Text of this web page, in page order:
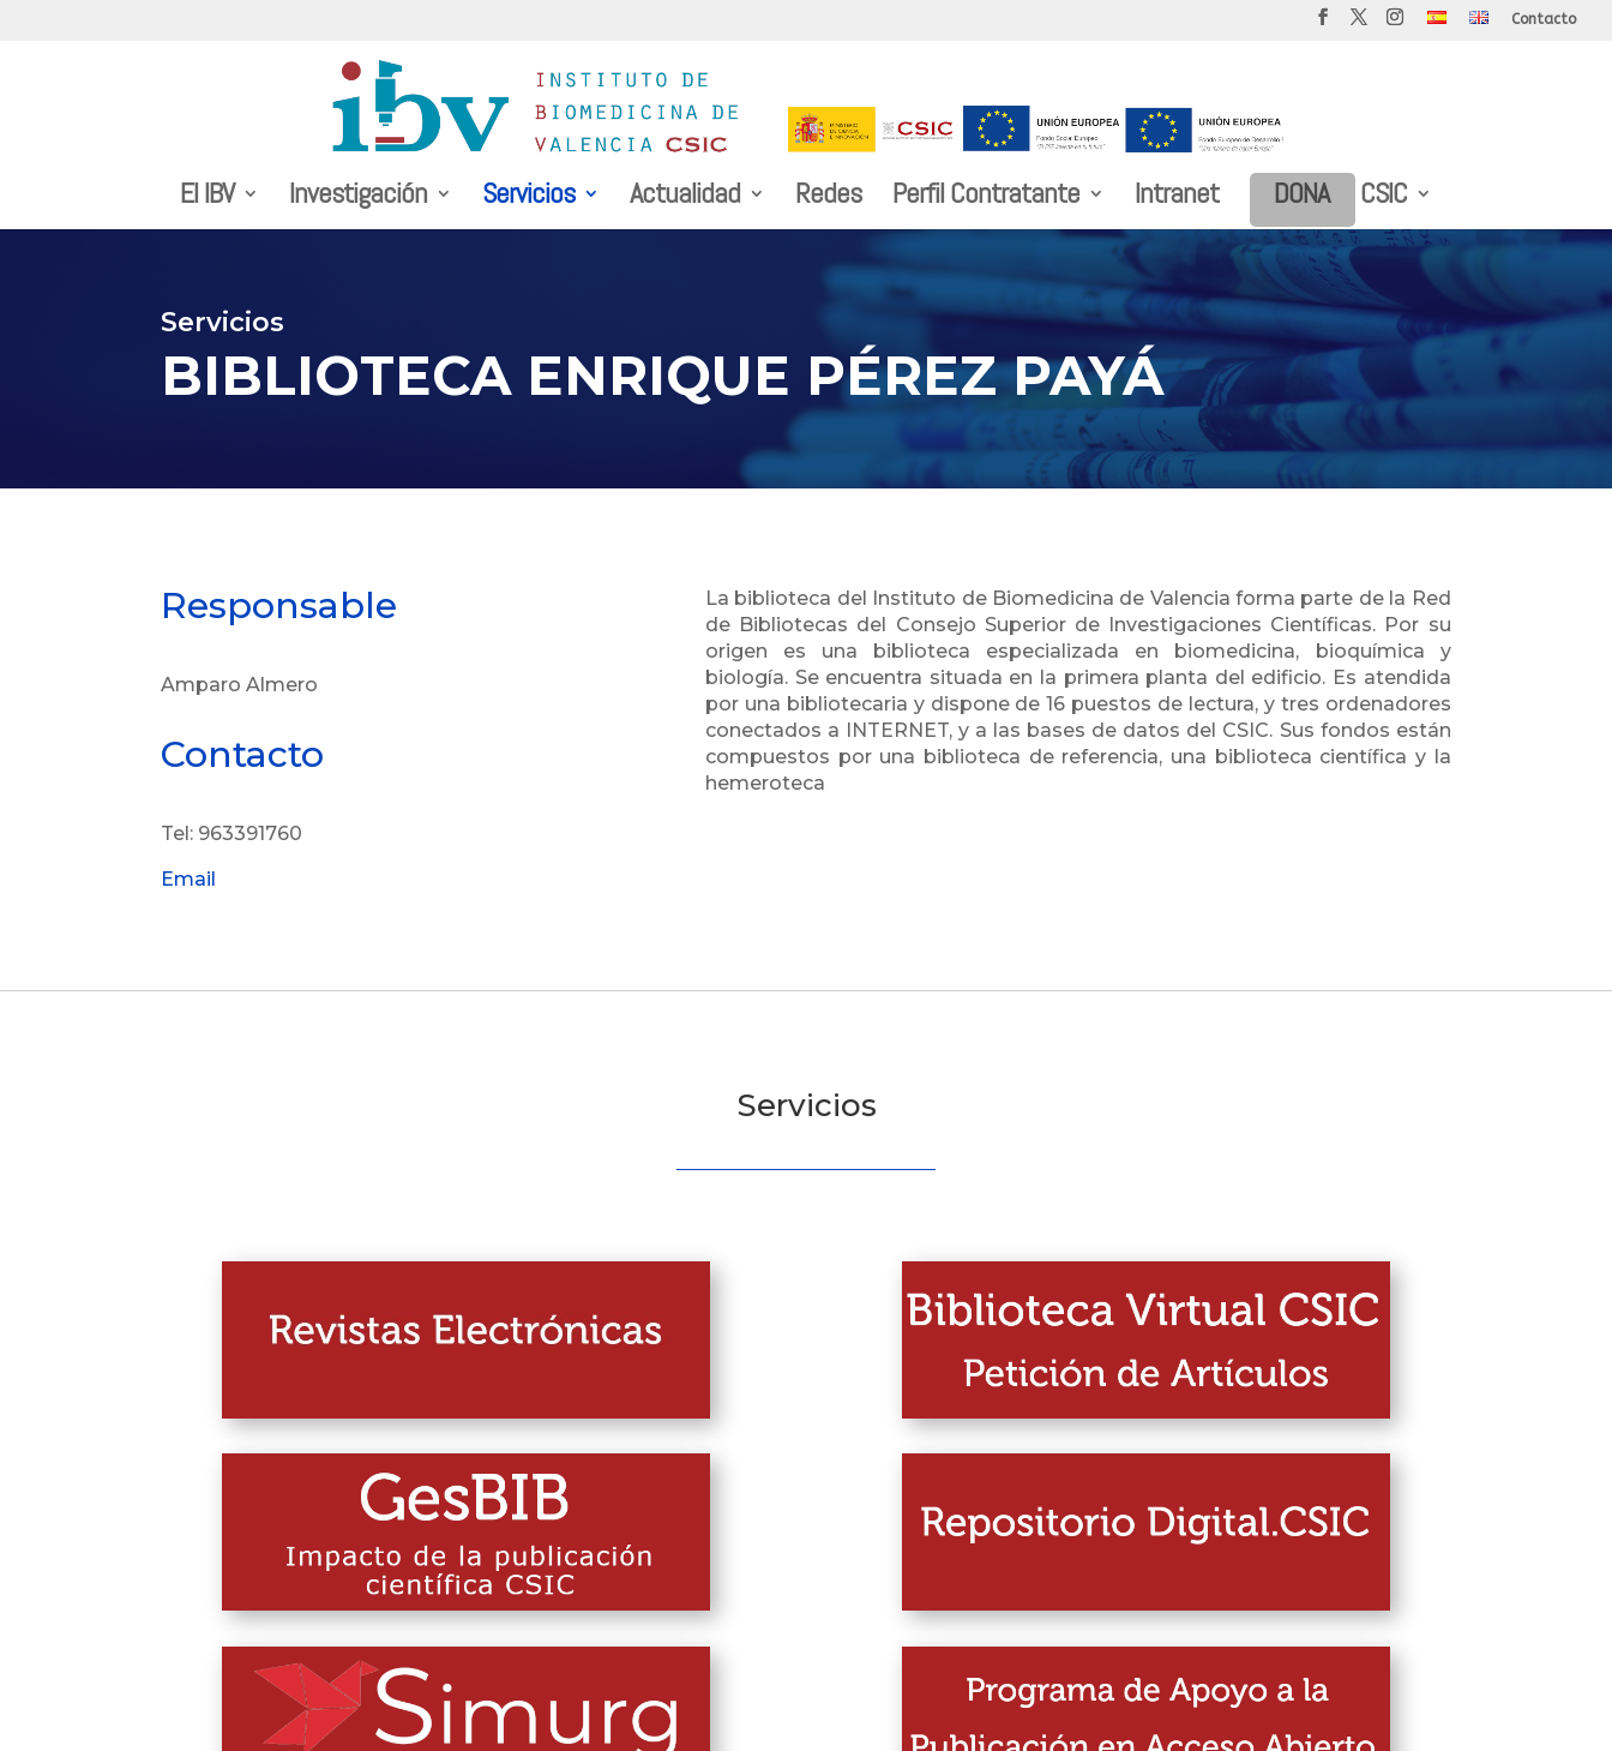
Contacto
El IBV Investigación Servicios Actualidad Redes Perfil Contratante Intranet DONA CSIC
Servicios
BIBLIOTECA ENRIQUE PÉREZ PAYÁ
Responsable
Amparo Almero
Contacto
Tel: 963391760
Email
La biblioteca del Instituto de Biomedicina de Valencia forma parte de la Red
de Bibliotecas del Consejo Superior de Investigaciones Científicas. Por su
origen es una biblioteca especializada en biomedicina, bioquímica y
biología. Se encuentra situada en la primera planta del edificio. Es atendida
por una bibliotecaria y dispone de 16 puestos de lectura, y tres ordenadores
conectados a INTERNET, y a las bases de datos del CSIC. Sus fondos están
compuestos por una biblioteca de referencia, una biblioteca científica y la
hemeroteca
Servicios